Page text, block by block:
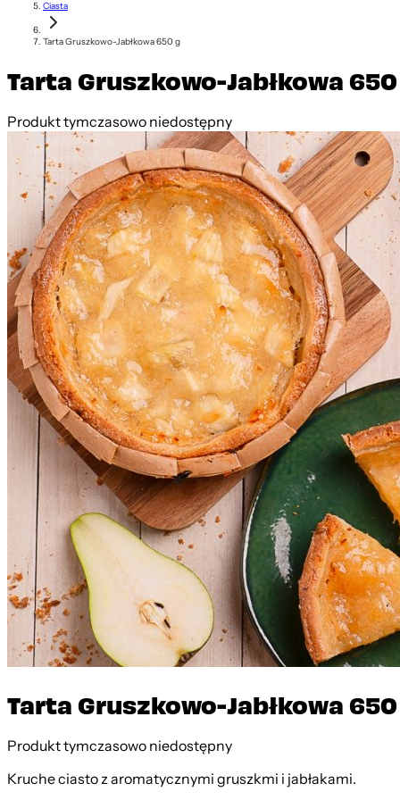
Ciasta
Tarta Gruszkowo-Jabłkowa 650 g
Tarta Gruszkowo-Jabłkowa
Produkt tymczasowo niedostępny
Tarta Gruszkowo-Jabłkowa
Produkt tymczasowo niedostępny
Kruche ciasto z aromatycznymi gruszkmi i jabłakami.